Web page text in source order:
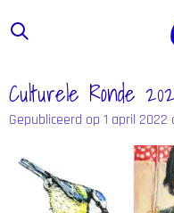
direct
de
hoofdinhoud
Culturele Ronde
Gepubliceerd op 1 april 2022